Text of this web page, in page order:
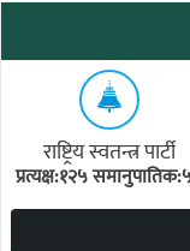
राष्ट्रिय स्वतन्त्र पार्टी
प्रत्यक्ष:१२५